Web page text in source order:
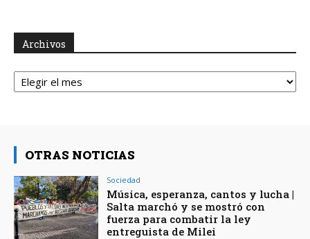
Archivos
Archivos
OTRAS NOTICIAS
Sociedad
Música, esperanza, cantos y lucha |
Salta marchó y se mostró con
fuerza para combatir la ley
entreguista de Milei